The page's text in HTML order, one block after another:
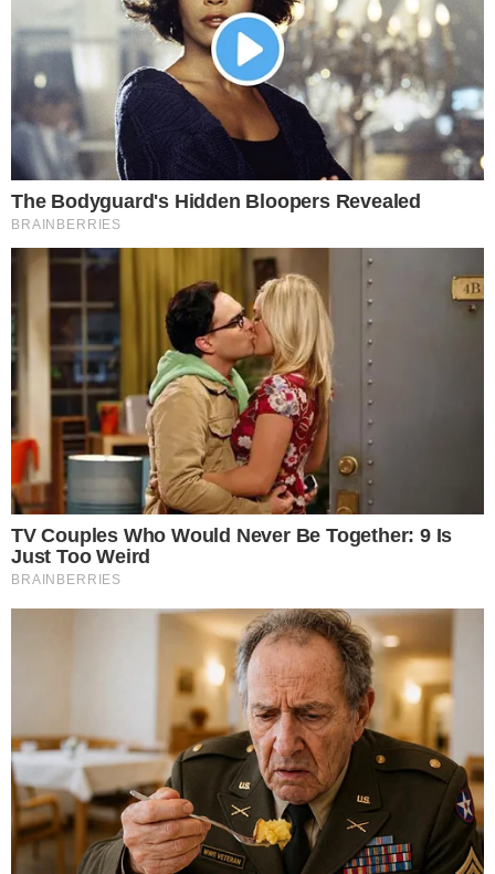
4 การล้างผักแบบแช่น้ำ เริ่มจากล้างผักด้วยน้ำเปล่าให้สะอาดก่อน 1
รอบ แล้วเด็ดผักใบออกมานำแช่ลงกะละมัง ทิ้งไว้ 15 นาที จะช่วย
ลดส า รตกค้างได้ 7-33%
5 การล้างผักด้วยด่างทับทิม วิธีนี้ให้เตรียมด่างทับทิม 20-30 เกล็ด ใช้
ผสมกับน้ำสะอาด 4 ลิตร นำผักลงแช่ทิ้งไว้ 10 นาที จึงนำขึ้นมาล้าง
ด้วยน้ำเปล่าให้สะอาดอีกครั้ง วิธีนี้ช่วยล้างส า ร ตกค้างได้ประมาณ
35-43%
การทานผักผลไม้นั้นเป็นการทานอาหารที่ถูกหลักเพราะร่างกายต้อง